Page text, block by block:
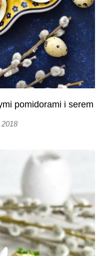
pomidorami i serem